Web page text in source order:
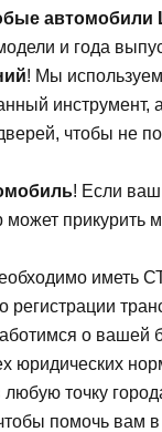
автомобили
и года
! Мы
инструмент,
чтобы не
! Если ваш
может прикурить
иметь
регистрации
о вашей
юридических
точку
помочь вам